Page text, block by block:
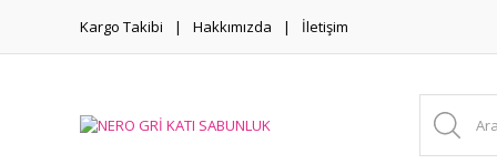
Kargo Takibi Hakkımızda İletişim